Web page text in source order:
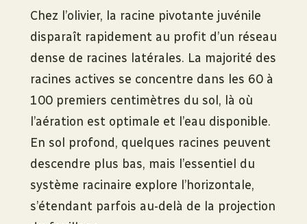
Chez l’olivier, la racine pivotante juvénile
disparaît rapidement au profit d’un réseau
dense de racines latérales. La majorité des
racines actives se concentre dans les 60 à
100 premiers centimètres du sol, là où
l’aération est optimale et l’eau disponible.
En sol profond, quelques racines peuvent
descendre plus bas, mais l’essentiel du
système racinaire explore l’horizontale,
s’étendant parfois au-delà de la projection